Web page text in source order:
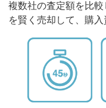
複数社の査定額を比
を賢く売却して、購